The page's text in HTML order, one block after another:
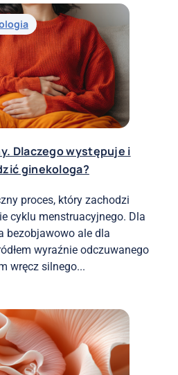
Dlaczego występuje i
ginekologa?
proces, który zachodzi
cyklu menstruacyjnego. Dla
bezobjawowo ale dla
wyraźnie odczuwanego
wręcz silnego...